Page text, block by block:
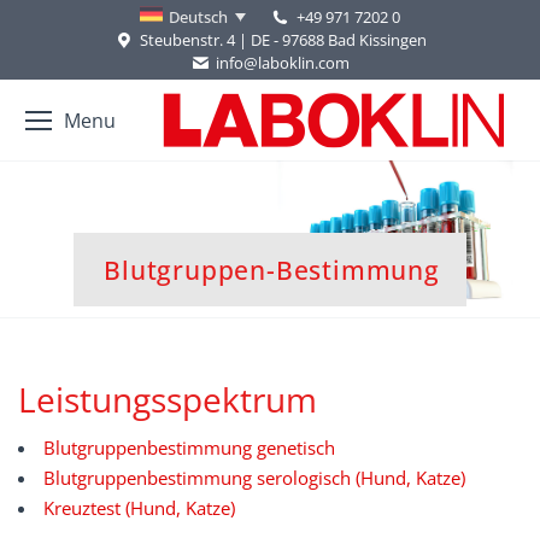
Deutsch
+49 971 7202 0
Steubenstr. 4 | DE - 97688 Bad Kissingen
info@laboklin.com
Menu
Blutgruppen-Bestimmung
Sie befinden sich hier:
Leistungsspektrum
Blutgruppenbestimmung genetisch
Blutgruppenbestimmung serologisch (Hund, Katze)
Kreuztest (Hund, Katze)